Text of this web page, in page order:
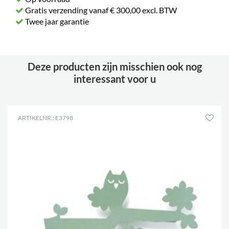
Gratis verzending vanaf € 300,00 excl. BTW
Twee jaar garantie
Deze producten zijn misschien ook nog
interessant voor u
ARTIKELNR.: E3798